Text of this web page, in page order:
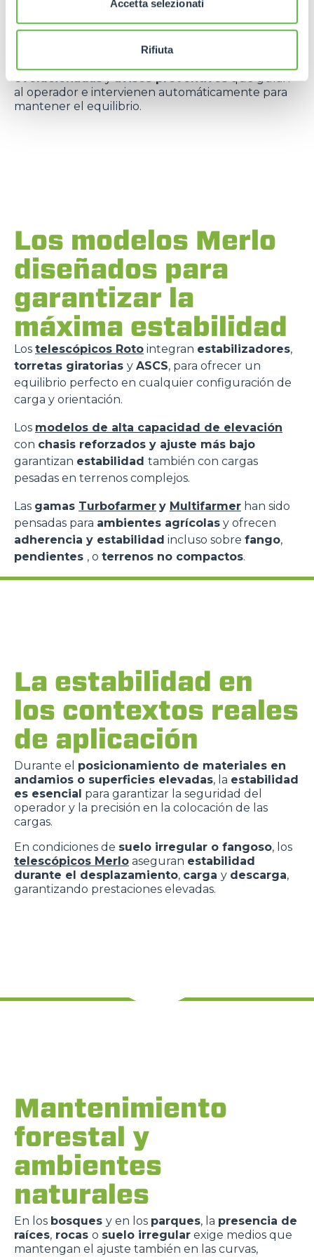
Accetta selezionati
Rifiuta
Son esenciales para operaciones en altura y con
rotación completa.
Cada máquina está equipada con
evolucionadasyavisos preventivosque guían
al operador e intervienen automáticamente para
mantener el equilibrio.
Los modelos Merlo
diseñados para
garantizar la
máxima estabilidad
Los telescópicos Roto integran estabilizadores,
torretas giratorias y ASCS, para ofrecer un
equilibrio perfecto en cualquier configuración de
carga y orientación.
Los modelos de alta capacidad de elevación
con chasis reforzados y ajuste más bajo
garantizan estabilidad también con cargas
pesadas en terrenos complejos.
Las gamas Turbofarmer y Multifarmer han sido
pensadas para ambientes agrícolas y ofrecen
adherencia y estabilidad incluso sobre fango,
pendientes , o terrenos no compactos.
La estabilidad en
los contextos reales
de aplicación
Durante el posicionamiento de materiales en
andamios o superficies elevadas, la estabilidad
es esencial para garantizar la seguridad del
operador y la precisión en la colocación de las
cargas.
En condiciones de suelo irregular o fangoso, los
telescópicos Merlo aseguran estabilidad
durante el desplazamiento, carga y descarga,
garantizando prestaciones elevadas.
Mantenimiento
forestal y
ambientes
naturales
En los bosques y en los parques, la presencia de
raíces, rocas o suelo irregular exige medios que
mantengan el ajuste también en las curvas,